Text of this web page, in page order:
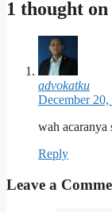
1 thought
advokatku
December
wah acaranya
Reply
Leave a